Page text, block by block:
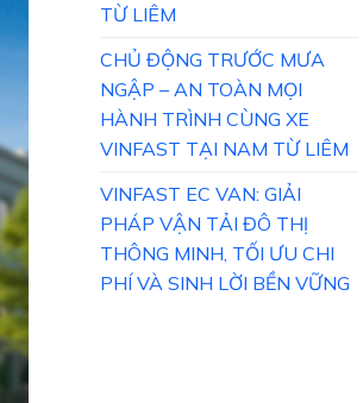
TỪ LIÊM
CHỦ ĐỘNG TRƯỚC MƯA
NGẬP – AN TOÀN MỌI
HÀNH TRÌNH CÙNG XE
VINFAST TẠI NAM TỪ LIÊM
VINFAST EC VAN: GIẢI
PHÁP VẬN TẢI ĐÔ THỊ
THÔNG MINH, TỐI ƯU CHI
PHÍ VÀ SINH LỜI BỀN VỮNG